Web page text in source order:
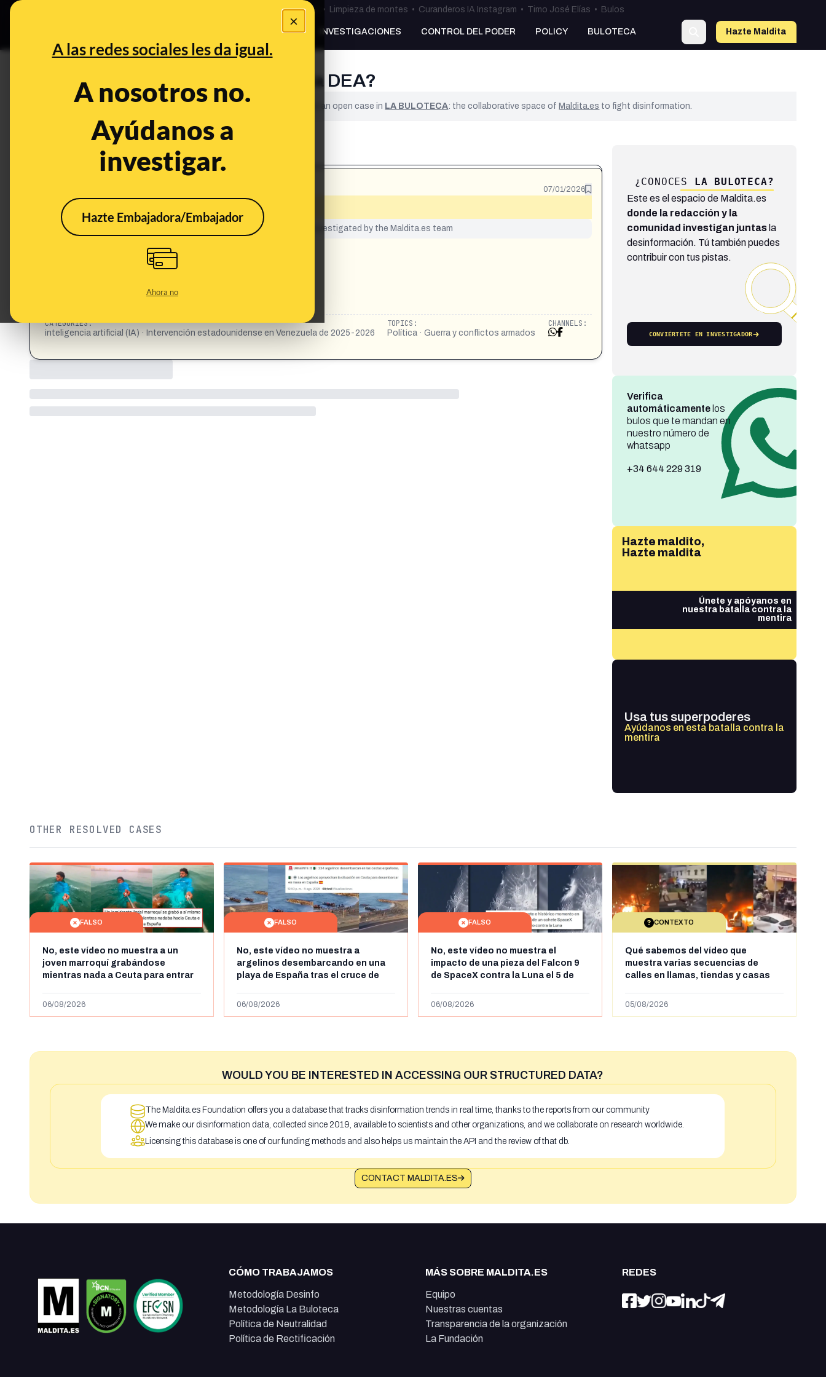
×
A las redes sociales les da igual.
A nosotros no.
Ayúdanos a
investigar.
Hazte Embajadora/Embajador
Ahora no
Bulos Ceuta • Limpieza de montes • Curanderos IA Instagram • Timo José Elías • Bulos
PREBUNKING INVESTIGACIONES CONTROL DEL PODER POLICY BULOTECA Hazte Maldita
¿Vídeo de Maduro esposado por la DEA?
This content has NOT yet been verified. It is an open case in LA BULOTECA: the collaborative space ofMaldita.es to fight disinformation.
07/01/2026
«Vídeo de Maduro esposado por la DEA»
This content has not yet been investigated by the Maldita.es team
https://www.facebook.com/share/r/1DAv35A9D8/
CATEGORIES:
inteligencia artificial (IA) · Intervención estadounidense en Venezuela de 2025-2026
TOPICS:
Política · Guerra y conflictos armados
CHANNELS:
¿CONOCES LA BULOTECA?
Este es el espacio de Maldita.es
donde la redacción y la
comunidad investigan juntasla
desinformación. Tú también puedes
contribuir con tus pistas.
CONVIÉRTETE EN INVESTIGADOR
Verifica
automáticamentelos
bulos que te mandan en
nuestro número de
whatsapp
+34 644 229 319
Hazte maldito,
Hazte maldita
Únete y apóyanos en
nuestra batalla contra la
mentira
Usa tus superpoderes
Ayúdanos en esta batalla contra la
mentira
OTHER RESOLVED CASES
FALSO
No, este vídeo no muestra a un
joven marroquí grabándose
mientras nada a Ceuta para entrar
más de 450km de Ceuta y el autor lo
06/08/2026
FALSO
No, este vídeo no muestra a
argelinos desembarcando en una
playa de España tras el cruce de
de julio de 2026: son imágenes de
06/08/2026
FALSO
No, este vídeo no muestra el
impacto de una pieza del Falcon 9
de SpaceX contra la Luna el 5 de
menos abril de 2026
06/08/2026
CONTEXTO
Qué sabemos del vídeo que
muestra varias secuencias de
calles en llamas, tiendas y casas
supuestamente en España tras la
05/08/2026
WOULD YOU BE INTERESTED IN ACCESSING OUR STRUCTURED DATA?
The Maldita.es Foundation offers you a database that tracks disinformation trends in real time, thanks to the reports from our community
We make our disinformation data, collected since 2019, available to scientists and other organizations, and we collaborate on research worldwide.
Licensing this database is one of our funding methods and also helps us maintain the API and the review of that db.
CONTACT MALDITA.ES
CÓMO TRABAJAMOS
Metodología Desinfo
Metodología La Buloteca
Política de Neutralidad
Política de Rectificación
MÁS SOBRE MALDITA.ES
Equipo
Nuestras cuentas
Transparencia de la organización
La Fundación
REDES